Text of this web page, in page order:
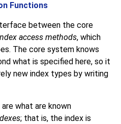
Functions
between the core
access methods, which
The core system knows
what is specified here, so it
new index types by writing
are what are known
; that is, the index is